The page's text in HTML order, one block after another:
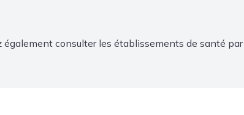
également consulter les établissements de santé par